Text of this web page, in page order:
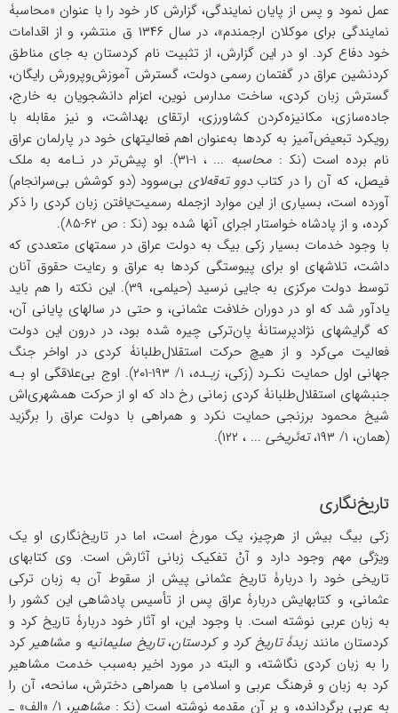
عمل نمود و پس از پایان نمایندگی، گزارش کار خود را با عنوان «محاسبۀ
نمایندگی برای موکلان ارجمندم»، در سال ۱۳۴۶ ق منتشر، و از اقدامات
خود دفاع کرد. او در این گزارش، از تثبیت نام کردستان به جای مناطق
کردنشین عراق در گفتمان رسمی دولت، گسترش آموزش‌وپرورش رایگان،
گسترش زبان کردی، ساخت مدارس نوین، اعزام دانشجویان به خارج،
جاده‌سازی، مکانیزه‌کردن کشاورزی، ارتقای بهداشت، و نیز مقابله با
رویکرد تبعیض‌آمیز به کردها به‌عنوان اهم فعالیتهای خود در پارلمان عراق
نام برده است (نک‍ : محاسبه
... ، ۱-۳۱). او پیش‌تر در نـامه به ملک
فیصل، که آن را در کتابدوو ته‌قه‌لای بی‌سوود (دو کوشش بی‌سرانجام)
آورده است، بسیاری از این موارد ازجمله رسمیت‌یافتن زبان کردی را ذکر
کرده، و از پادشاه خواستار اجرای آنها شده بود (نک‍ : ص ۶۲-۸۵).
با وجود خدمات بسیار زکی بیگ به دولت عراق در سمتهای متعددی که
داشت، تلاشهای او برای پیوستگی کردها به عراق و رعایت حقوق آنان
توسط دولت مرکزی به جایی نرسید (حیلمی، ۳۹). این نکته را هم باید
یادآور شد که او در دوران خلافت عثمانی، و حتى در سالهای پایانی آن،
که گرایشهای نژادپرستانۀ پان‌ترکی چیره شده بود، در درون این دولت
فعالیت می‌کرد و از هیچ حرکت استقلال‌طلبانۀ کردی در اواخر جنگ
جهانی اول حمایت نکـرد (زکی، زبـده
، ۱/ ۱۹۳-۲۰۱). اوج بی‌علاقگی او بـه
جنبشهای استقلال‌طلبانۀ کردی زمانی رخ داد که او از حرکت همشهری‌اش
شیخ محمود برزنجی حمایت نکرد و همراهی با دولت عراق را برگزید
(همان، ۱/ ۱۹۳،
ته‌ئریخی ... ، ۱۲۲).
تاریخ‌نگاری
زکی بیگ بیش از هرچیز، یک مورخ است، اما در تاریخ‌نگاری او یک
ویژگی مهم وجود دارد و آنْ تفکیک زبانی آثارش است. وی کتابهای
تاریخی خود را دربارۀ تاریخ عثمانی پیش از سقوط آن به زبان ترکی
عثمانی، و کتابهایش دربارۀ عراق پس از تأسیس پادشاهی این کشور را
به زبان عربی نوشته است. با وجود این، او آثار خود دربارۀ تاریخ کرد و
کردستان مانند زبدۀ تاریخ کرد و کردستان،تاریخ سلیمانیه و مشاهیرکرد
را به زبان کردی نگاشته، و البته در مورد اخیر به‌سبب خدمت مشاهیر
کرد به زبان و فرهنگ عربی و اسلامی با همراهی دخترش، سانحه، آن را
به عربی برگردانده، و بر آن مقدمه نوشته است (نک‍ :مشاهیر ، ۱/ «الف» ـ